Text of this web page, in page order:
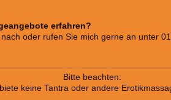
erfahren?
nach oder rufen Sie mich gerne an unter
Bitte beachten:
keine Tantra oder andere